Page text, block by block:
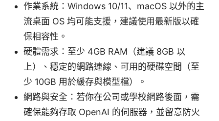
作業系統：Windows 10/11、macOS 以外的主
流桌面 OS 均可能支援，建議使用最新版以確
保相容性。
硬體需求：至少 4GB RAM（建議 8GB 以
上）、穩定的網路連線、可用的硬碟空間（至
少 10GB 用於緩存與模型檔）。
網路與安全：若你在公司或學校網路後面，需
確保能夠存取 OpenAI 的伺服器，並留意防火